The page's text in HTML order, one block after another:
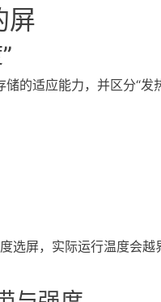
屏
适应能力，并区分“发
屏，实际运行温度会越